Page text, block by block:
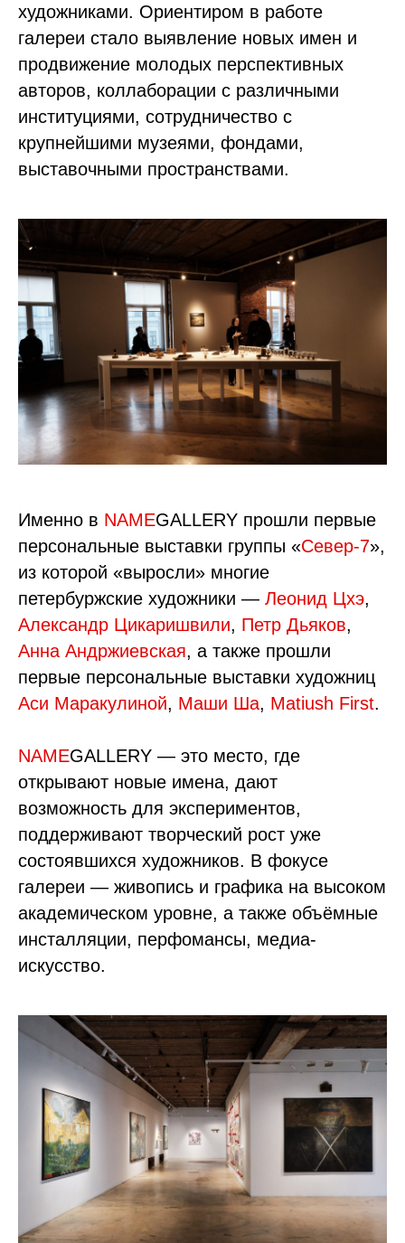
художниками. Ориентиром в работе
галереи стало выявление новых имен и
продвижение молодых перспективных
авторов, коллаборации с различными
институциями, сотрудничество с
крупнейшими музеями, фондами,
выставочными пространствами.
Именно в NAMEGALLERY прошли первые
персональные выставки группы «Север-7»,
из которой «выросли» многие
петербуржские художники — Леонид Цхэ,
Александр Цикаришвили, Петр Дьяков,
Анна Андржиевская, а также прошли
первые персональные выставки художниц
Аси Маракулиной, Маши Ша, Matiush First.
NAMEGALLERY — это место, где
открывают новые имена, дают
возможность для экспериментов,
поддерживают творческий рост уже
состоявшихся художников. В фокусе
галереи — живопись и графика на высоком
академическом уровне, а также объёмные
инсталляции, перфомансы, медиа-
искусство.